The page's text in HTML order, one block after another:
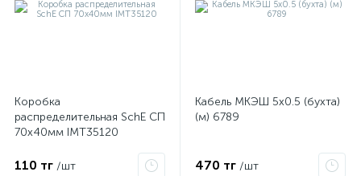
Коробка
распределительная SchE СП
70х40мм IMT35120
110 тг /шт
Кабель МКЭШ 5х0.5 (бухта)
(м) 6789
470 тг /шт